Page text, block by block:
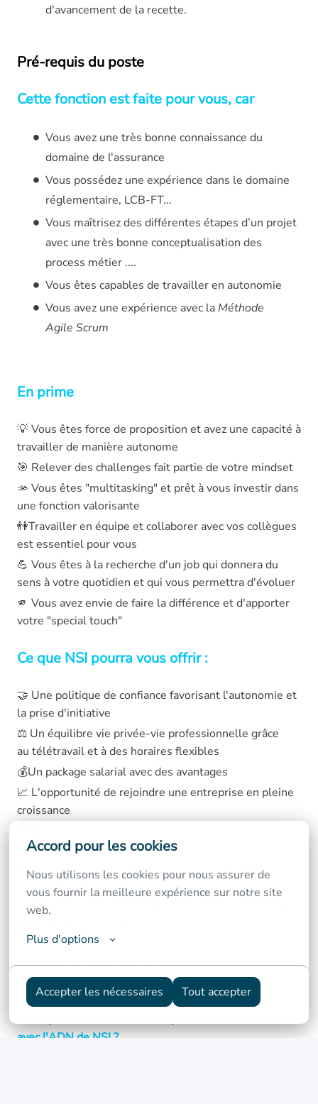
Accord pour les cookies
Nous utilisons les cookies pour nous assurer de
vous fournir la meilleure expérience sur notre site
web.
Plus d'options
Accepter les nécessaires Tout accepter
d'avancement de la recette.
Pré-requis du poste
Cette fonction est faite pour vous, car
Vous avez une très bonne connaissance du
domaine de l'assurance
Vous possédez une expérience dans le domaine
réglementaire, LCB-FT...
Vous maîtrisez des différentes étapes d’un projet
avec une très bonne conceptualisation des
process métier ....
Vous êtes capables de travailler en autonomie
Vous avez une expérience avec la Méthode
Agile Scrum
En prime
💡 Vous êtes force de proposition et avez une capacité à
travailler de manière autonome
🎯 Relever des challenges fait partie de votre mindset
🫴 Vous êtes "multitasking" et prêt à vous investir dans
une fonction valorisante
👫Travailler en équipe et collaborer avec vos collègues
est essentiel pour vous
💪 Vous êtes à la recherche d'un job qui donnera du
sens à votre quotidien et qui vous permettra d'évoluer
🫵 Vous avez envie de faire la différence et d'apporter
votre "special touch"
Ce que NSI pourra vous offrir :
🤝 Une politique de confiance favorisant l'autonomie et
la prise d'initiative
⚖️ Un équilibre vie privée-vie professionnelle grâce
au télétravail et à des horaires flexibles
💰Un package salarial avec des avantages
📈 L'opportunité de rejoindre une entreprise en pleine
croissance
compétences
🤩 Des projets valorisants grâce à des technologies
passionnantes
👊 Faire partie d'une entreprise solidaire et dynamique
des moments fun tous ensemble : afterworks
Vous vous retrouvez dans ce profil ?
avec l'ADN de NSI ?